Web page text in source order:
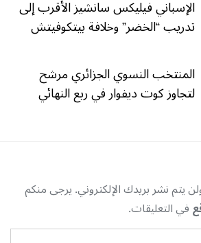
الإسباني فيليكس سانشيز الأقرب إلى
تدريب “الخضر” وخلافة بيتكوفيتش
المنتخب النسوي الجزائري مرشح
لتجاوز كوت ديفوار في ربع النهائي
يتم نشر بريدك الإلكتروني. يرجى منكم
في التعليقات.